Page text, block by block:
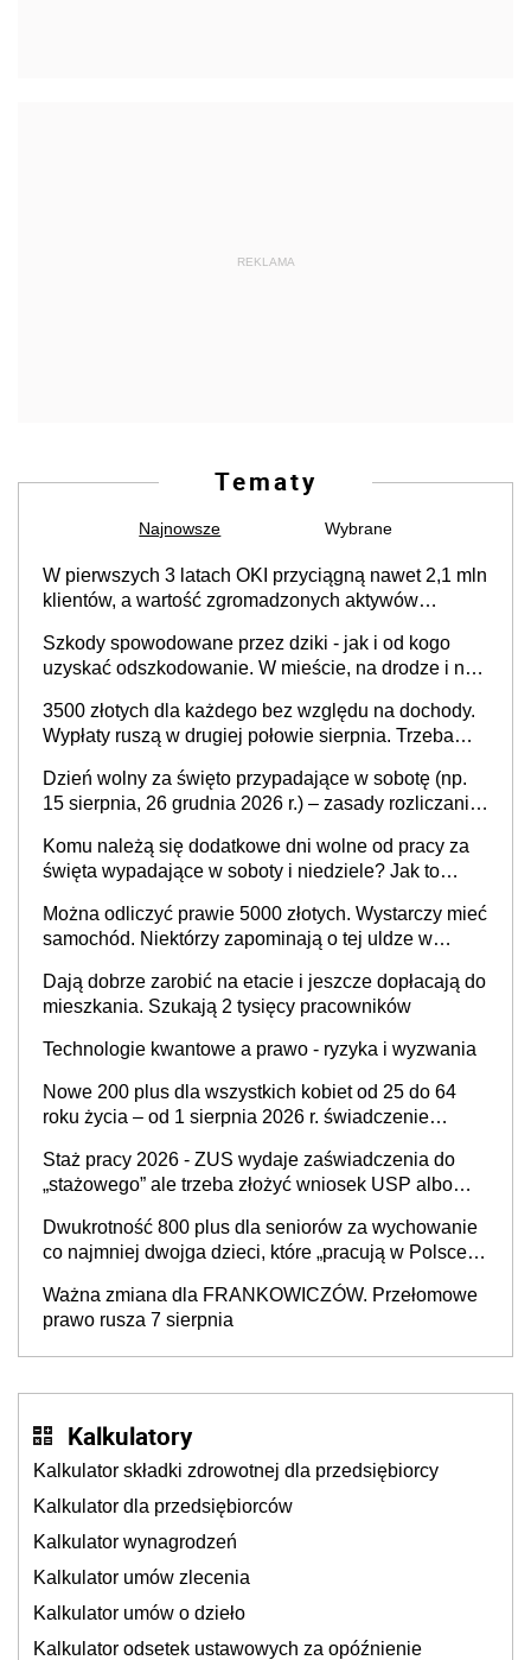
REKLAMA
Tematy
Najnowsze Wybrane
W pierwszych 3 latach OKI przyciągną nawet 2,1 mln
klientów, a wartość zgromadzonych aktywów
Szkody spowodowane przez dziki - jak i od kogo
uzyskać odszkodowanie. W mieście, na drodze i na
3500 złotych dla każdego bez względu na dochody.
Wypłaty ruszą w drugiej połowie sierpnia. Trzeba
Dzień wolny za święto przypadające w sobotę (np.
15 sierpnia, 26 grudnia 2026 r.) – zasady rozliczania
i administracja publiczna), najczęstsze pytania
Komu należą się dodatkowe dni wolne od pracy za
święta wypadające w soboty i niedziele? Jak to
Można odliczyć prawie 5000 złotych. Wystarczy mieć
samochód. Niektórzy zapominają o tej uldze w
Dają dobrze zarobić na etacie i jeszcze dopłacają do
mieszkania. Szukają 2 tysięcy pracowników
Technologie kwantowe a prawo - ryzyka i wyzwania
Nowe 200 plus dla wszystkich kobiet od 25 do 64
roku życia – od 1 sierpnia 2026 r. świadczenie
Staż pracy 2026 - ZUS wydaje zaświadczenia do
„stażowego” ale trzeba złożyć wniosek USP albo
zaświadczenie z ZUS?
Dwukrotność 800 plus dla seniorów za wychowanie
co najmniej dwojga dzieci, które „pracują w Polsce i
podatków? Zapadła decyzja Sejmu
Ważna zmiana dla FRANKOWICZÓW. Przełomowe
prawo rusza 7 sierpnia
Kalkulatory
Kalkulator składki zdrowotnej dla przedsiębiorcy
Kalkulator dla przedsiębiorców
Kalkulator wynagrodzeń
Kalkulator umów zlecenia
Kalkulator umów o dzieło
Kalkulator odsetek ustawowych za opóźnienie